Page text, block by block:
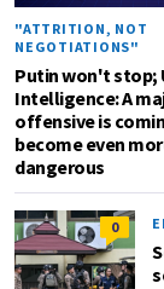
"ATTRITION, NOT
NEGOTIATIONS"
Putin won't stop;
Intelligence: A
offensive is
become even
dangerous
0